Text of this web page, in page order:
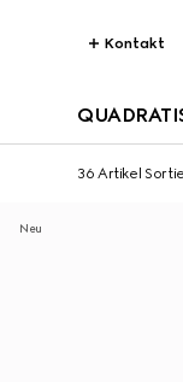
Kontakt
36 Artikel
Neu